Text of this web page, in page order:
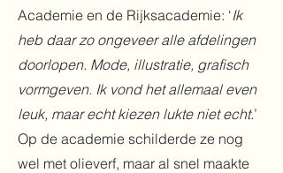
Academie en de Rijksacademie: ‘Ik
heb daar zo ongeveer alle afdelingen
doorlopen. Mode, illustratie, grafisch
vormgeven. Ik vond het allemaal even
leuk, maar echt kiezen lukte niet echt.’
Op de academie schilderde ze nog
wel met olieverf, maar al snel maakte